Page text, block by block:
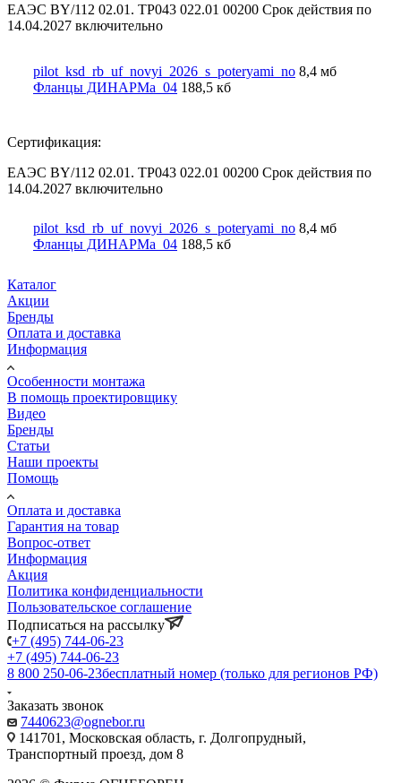
ЕАЭС BY/112 02.01. TP043 022.01 00200 Срок действия по
14.04.2027 включительно
pilot_ksd_rb_uf_novyi_2026_s_poteryami_no 8,4 мб
Фланцы ДИНАРМа_04 188,5 кб
Сертификация:
ЕАЭС BY/112 02.01. TP043 022.01 00200 Срок действия по
14.04.2027 включительно
pilot_ksd_rb_uf_novyi_2026_s_poteryami_no 8,4 мб
Фланцы ДИНАРМа_04 188,5 кб
Каталог
Акции
Бренды
Оплата и доставка
Информация
Особенности монтажа
В помощь проектировщику
Видео
Бренды
Статьи
Наши проекты
Помощь
Оплата и доставка
Гарантия на товар
Вопрос-ответ
Информация
Акция
Политика конфиденциальности
Пользовательское соглашение
Подписаться на рассылку
+7 (495) 744-06-23
+7 (495) 744-06-23
8 800 250-06-23бесплатный номер (только для регионов РФ)
Заказать звонок
7440623@ognebor.ru
141701, Московская область, г. Долгопрудный,
Транспортный проезд, дом 8